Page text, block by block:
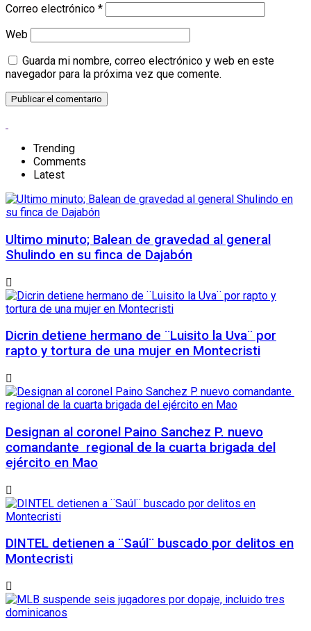
Correo electrónico *
Web
Guarda mi nombre, correo electrónico y web en este
navegador para la próxima vez que comente.
Trending
Comments
Latest
Ultimo minuto; Balean de gravedad al general
Shulindo en su finca de Dajabón
Dicrin detiene hermano de ¨Luisito la Uva¨ por
rapto y tortura de una mujer en Montecristi
Designan al coronel Paino Sanchez P. nuevo
comandante regional de la cuarta brigada del
ejército en Mao
DINTEL detienen a ¨Saúl¨ buscado por delitos en
Montecristi